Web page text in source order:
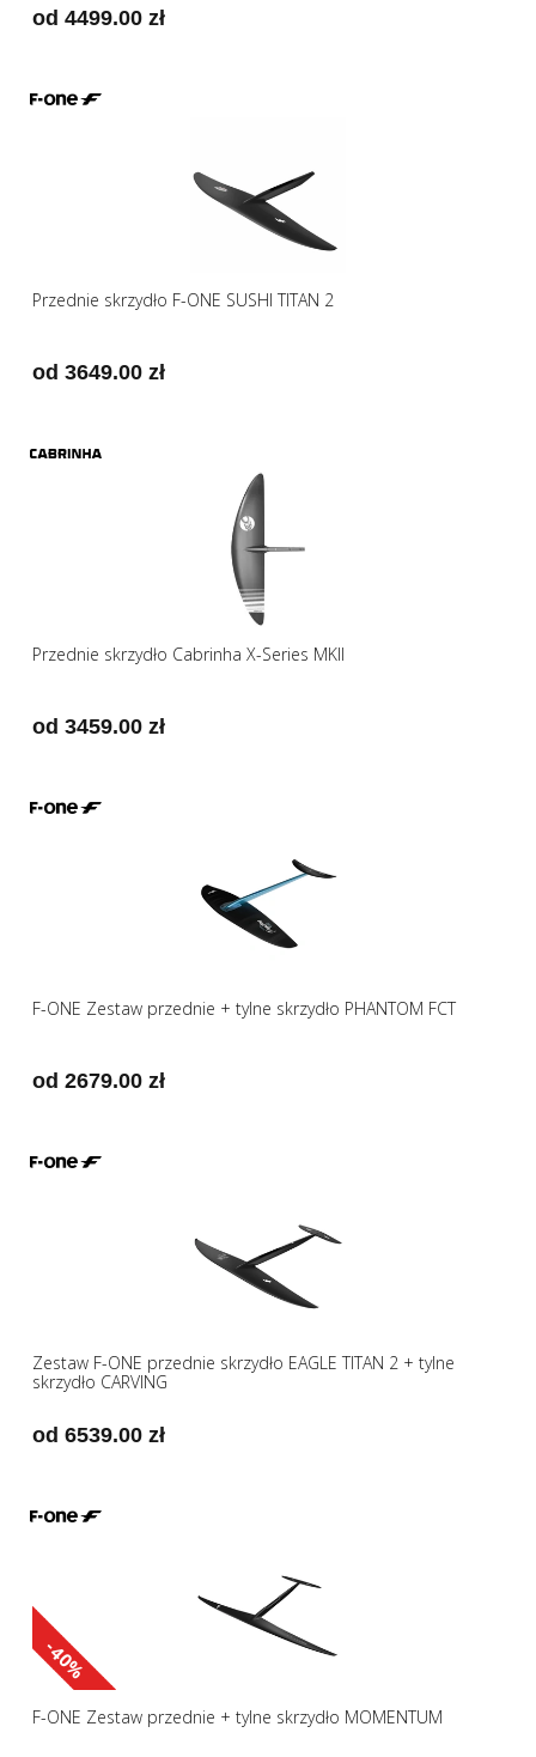
od 4499.00 zł
Przednie skrzydło F-ONE SUSHI TITAN 2
od 3649.00 zł
Przednie skrzydło Cabrinha X-Series MKII
od 3459.00 zł
F-ONE Zestaw przednie + tylne skrzydło PHANTOM FCT
od 2679.00 zł
Zestaw F-ONE przednie skrzydło EAGLE TITAN 2 + tylne
skrzydło CARVING
od 6539.00 zł
-40%
F-ONE Zestaw przednie + tylne skrzydło MOMENTUM